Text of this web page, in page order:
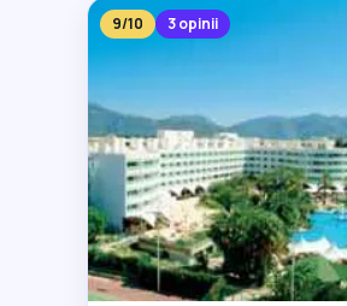
9/10 3 opinii